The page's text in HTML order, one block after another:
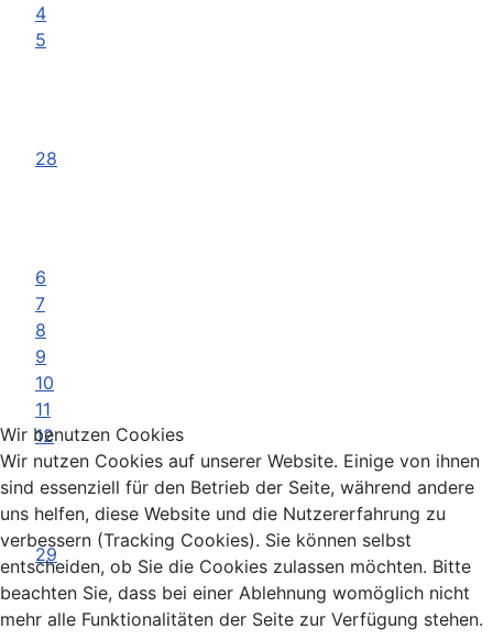
4
5
28
6
7
8
9
10
11
12
29
Wir benutzen Cookies
Wir nutzen Cookies auf unserer Website. Einige von ihnen
sind essenziell für den Betrieb der Seite, während andere
uns helfen, diese Website und die Nutzererfahrung zu
verbessern (Tracking Cookies). Sie können selbst
entscheiden, ob Sie die Cookies zulassen möchten. Bitte
beachten Sie, dass bei einer Ablehnung womöglich nicht
mehr alle Funktionalitäten der Seite zur Verfügung stehen.